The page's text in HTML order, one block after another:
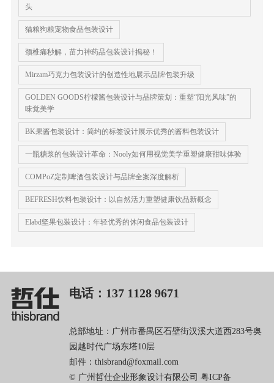
头
猫粮狗粮宠物食品包装设计
颈椎痛秒解，苗力神药品包装设计揭秘！
Mirzam巧克力包装设计的创造性地展示品牌包装升级
GOLDEN GOODS柠檬酱包装设计与品牌策划：重塑“阳光风味”的
味觉美学
BK果酱包装设计：简约的标签设计展示优秀的酱料包装设计
一瓶糖浆的包装设计革命：Nooly如何用视觉美学重塑健康甜味体验
COMPoZ定制啤酒包装设计与品牌全案深度解析
BEFRESH饮料包装设计：以自然活力重塑健康饮品新概念
Elabd坚果包装设计：年轻优秀的休闲食品包装设计
电话：137 1128 9671
总部地址：广州市番禺区石壁街汉溪大道西283号奥
园越时代广场东塔10层
邮件：thisbrand@foxmail.com
© 广州哲仕企业形象设计有限公司 粤ICP备